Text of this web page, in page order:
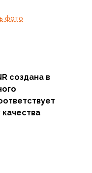
фото
создана в
расцветки с